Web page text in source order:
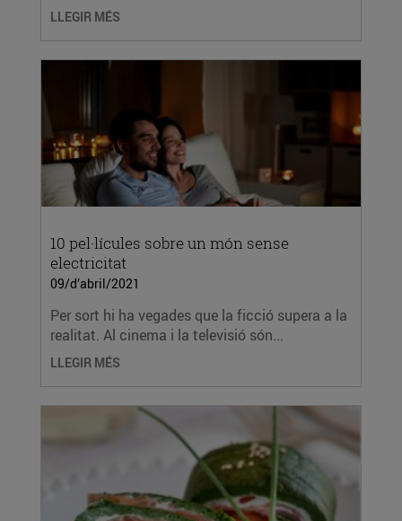
LLEGIR MÉS
10 pel·lícules sobre un món sense
electricitat
09/d’abril/2021
Per sort hi ha vegades que la ficció supera a la
realitat. Al cinema i la televisió són...
LLEGIR MÉS